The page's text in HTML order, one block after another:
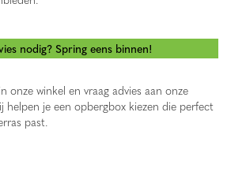
nodig? Spring eens binnen!
onze winkel en vraag advies aan onze
helpen je een opbergbox kiezen die perfect
past.